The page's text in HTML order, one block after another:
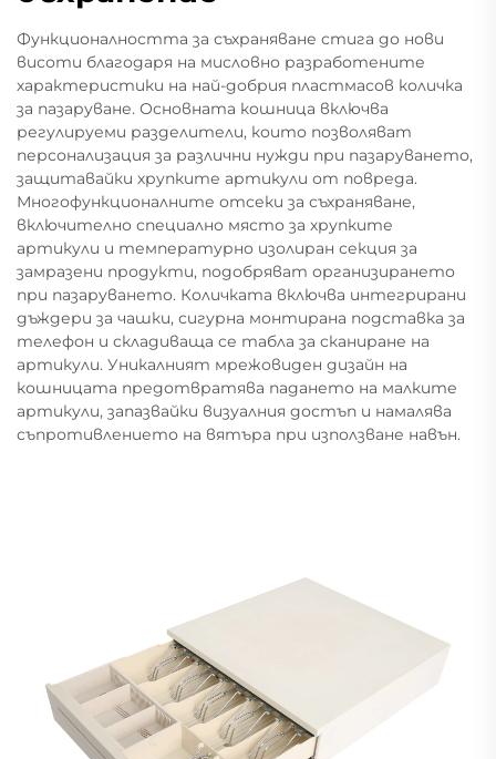
Функционалността за съхраняване стига до нови
висоти благодаря на мисловно разработените
характеристики на най-добрия пластмасов количка
за пазаруване. Основната кошница включва
регулируеми разделители, които позволяват
персонализация за различни нужди при пазаруването,
защитавайки хрупките артикули от повреда.
Многофункционалните отсеки за съхраняване,
включително специално място за хрупките
артикули и температурно изолиран секция за
замразени продукти, подобряват организирането
при пазаруването. Количката включва интегрирани
дъждери за чашки, сигурна монтирана подставка за
телефон и складиваща се табла за сканиране на
артикули. Уникалният мрежовиден дизайн на
кошницата предотвратява падането на малките
артикули, запазвайки визуалния достъп и намалява
съпротивлението на вятъра при използване навън.